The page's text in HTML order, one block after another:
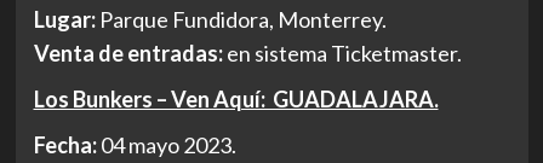
Lugar:Parque Fundidora, Monterrey.
Venta de entradas:en sistema Ticketmaster.
Los Bunkers – Ven Aquí: GUADALAJARA.
Fecha:04 mayo 2023.